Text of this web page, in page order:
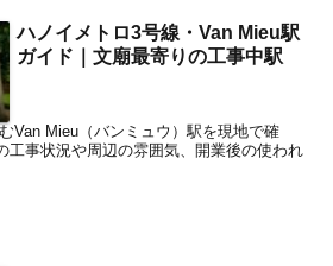
ハノイメトロ3号線・Van Mieu駅
ガイド｜文廟最寄りの工事中駅
Van Mieu（バンミュウ）駅を現地で確
工事状況や周辺の雰囲気、開業後の使われ